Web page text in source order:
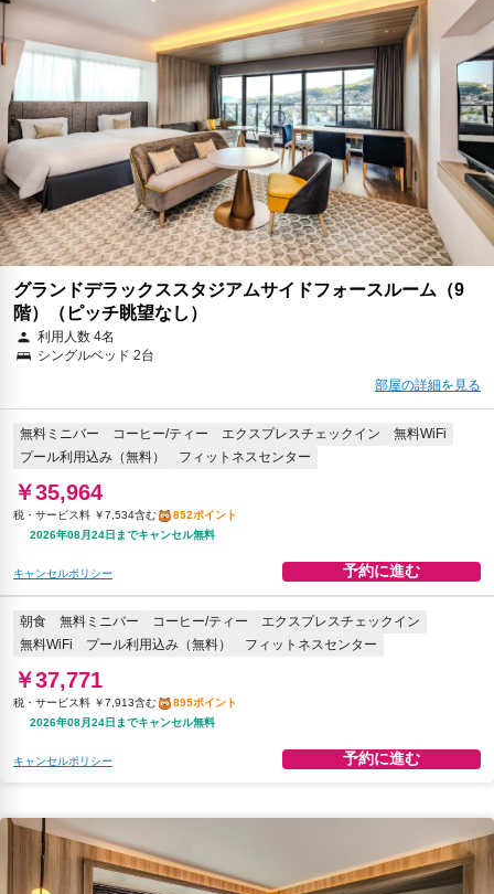
グランドデラックススタジアムサイドフォースルーム（9
階）（ピッチ眺望なし）
利用人数 4名
シングルベッド 2台
部屋の詳細を見る
無料ミニバー コーヒー/ティー エクスプレスチェックイン
無料WiFi
プール利用込み（無料）
フィットネスセンター
￥35,964
税・サービス料 ￥7,534含む
852ポイント
2026年08月24日までキャンセル無料
キャンセルポリシー 予約に進む
朝食 無料ミニバー コーヒー/ティー
エクスプレスチェックイン
無料WiFi
プール利用込み（無料） フィットネスセンター
￥37,771
税・サービス料 ￥7,913含む
895ポイント
2026年08月24日までキャンセル無料
キャンセルポリシー 予約に進む